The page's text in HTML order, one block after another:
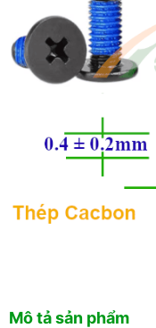
Mô tả sản phẩm